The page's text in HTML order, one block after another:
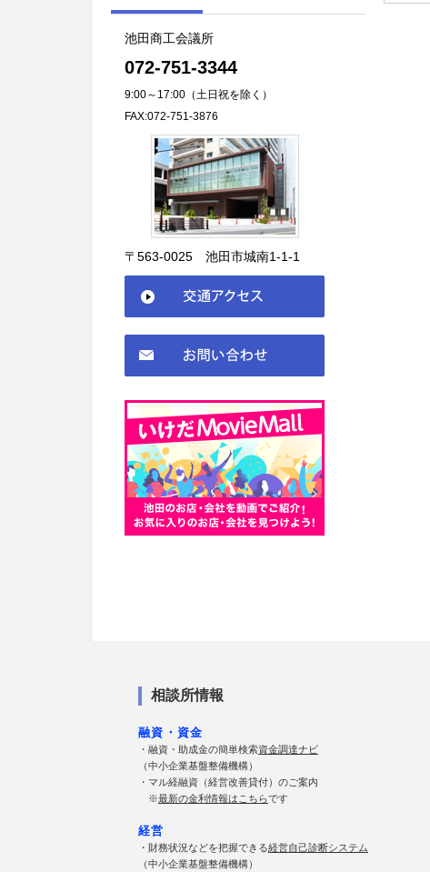
池田商工会議所
072-751-3344
9:00～17:00（土日祝を除く）
FAX:072-751-3876
〒563-0025 池田市城南1-1-1
相談所情報
融資・資金
・融資・助成金の簡単検索資金調達ナビ
（中小企業基盤整備機構）
・マル経融資（経営改善貸付）のご案内
※最新の金利情報はこちらです
経営
・財務状況などを把握できる経営自己診断システム
（中小企業基盤整備機構）